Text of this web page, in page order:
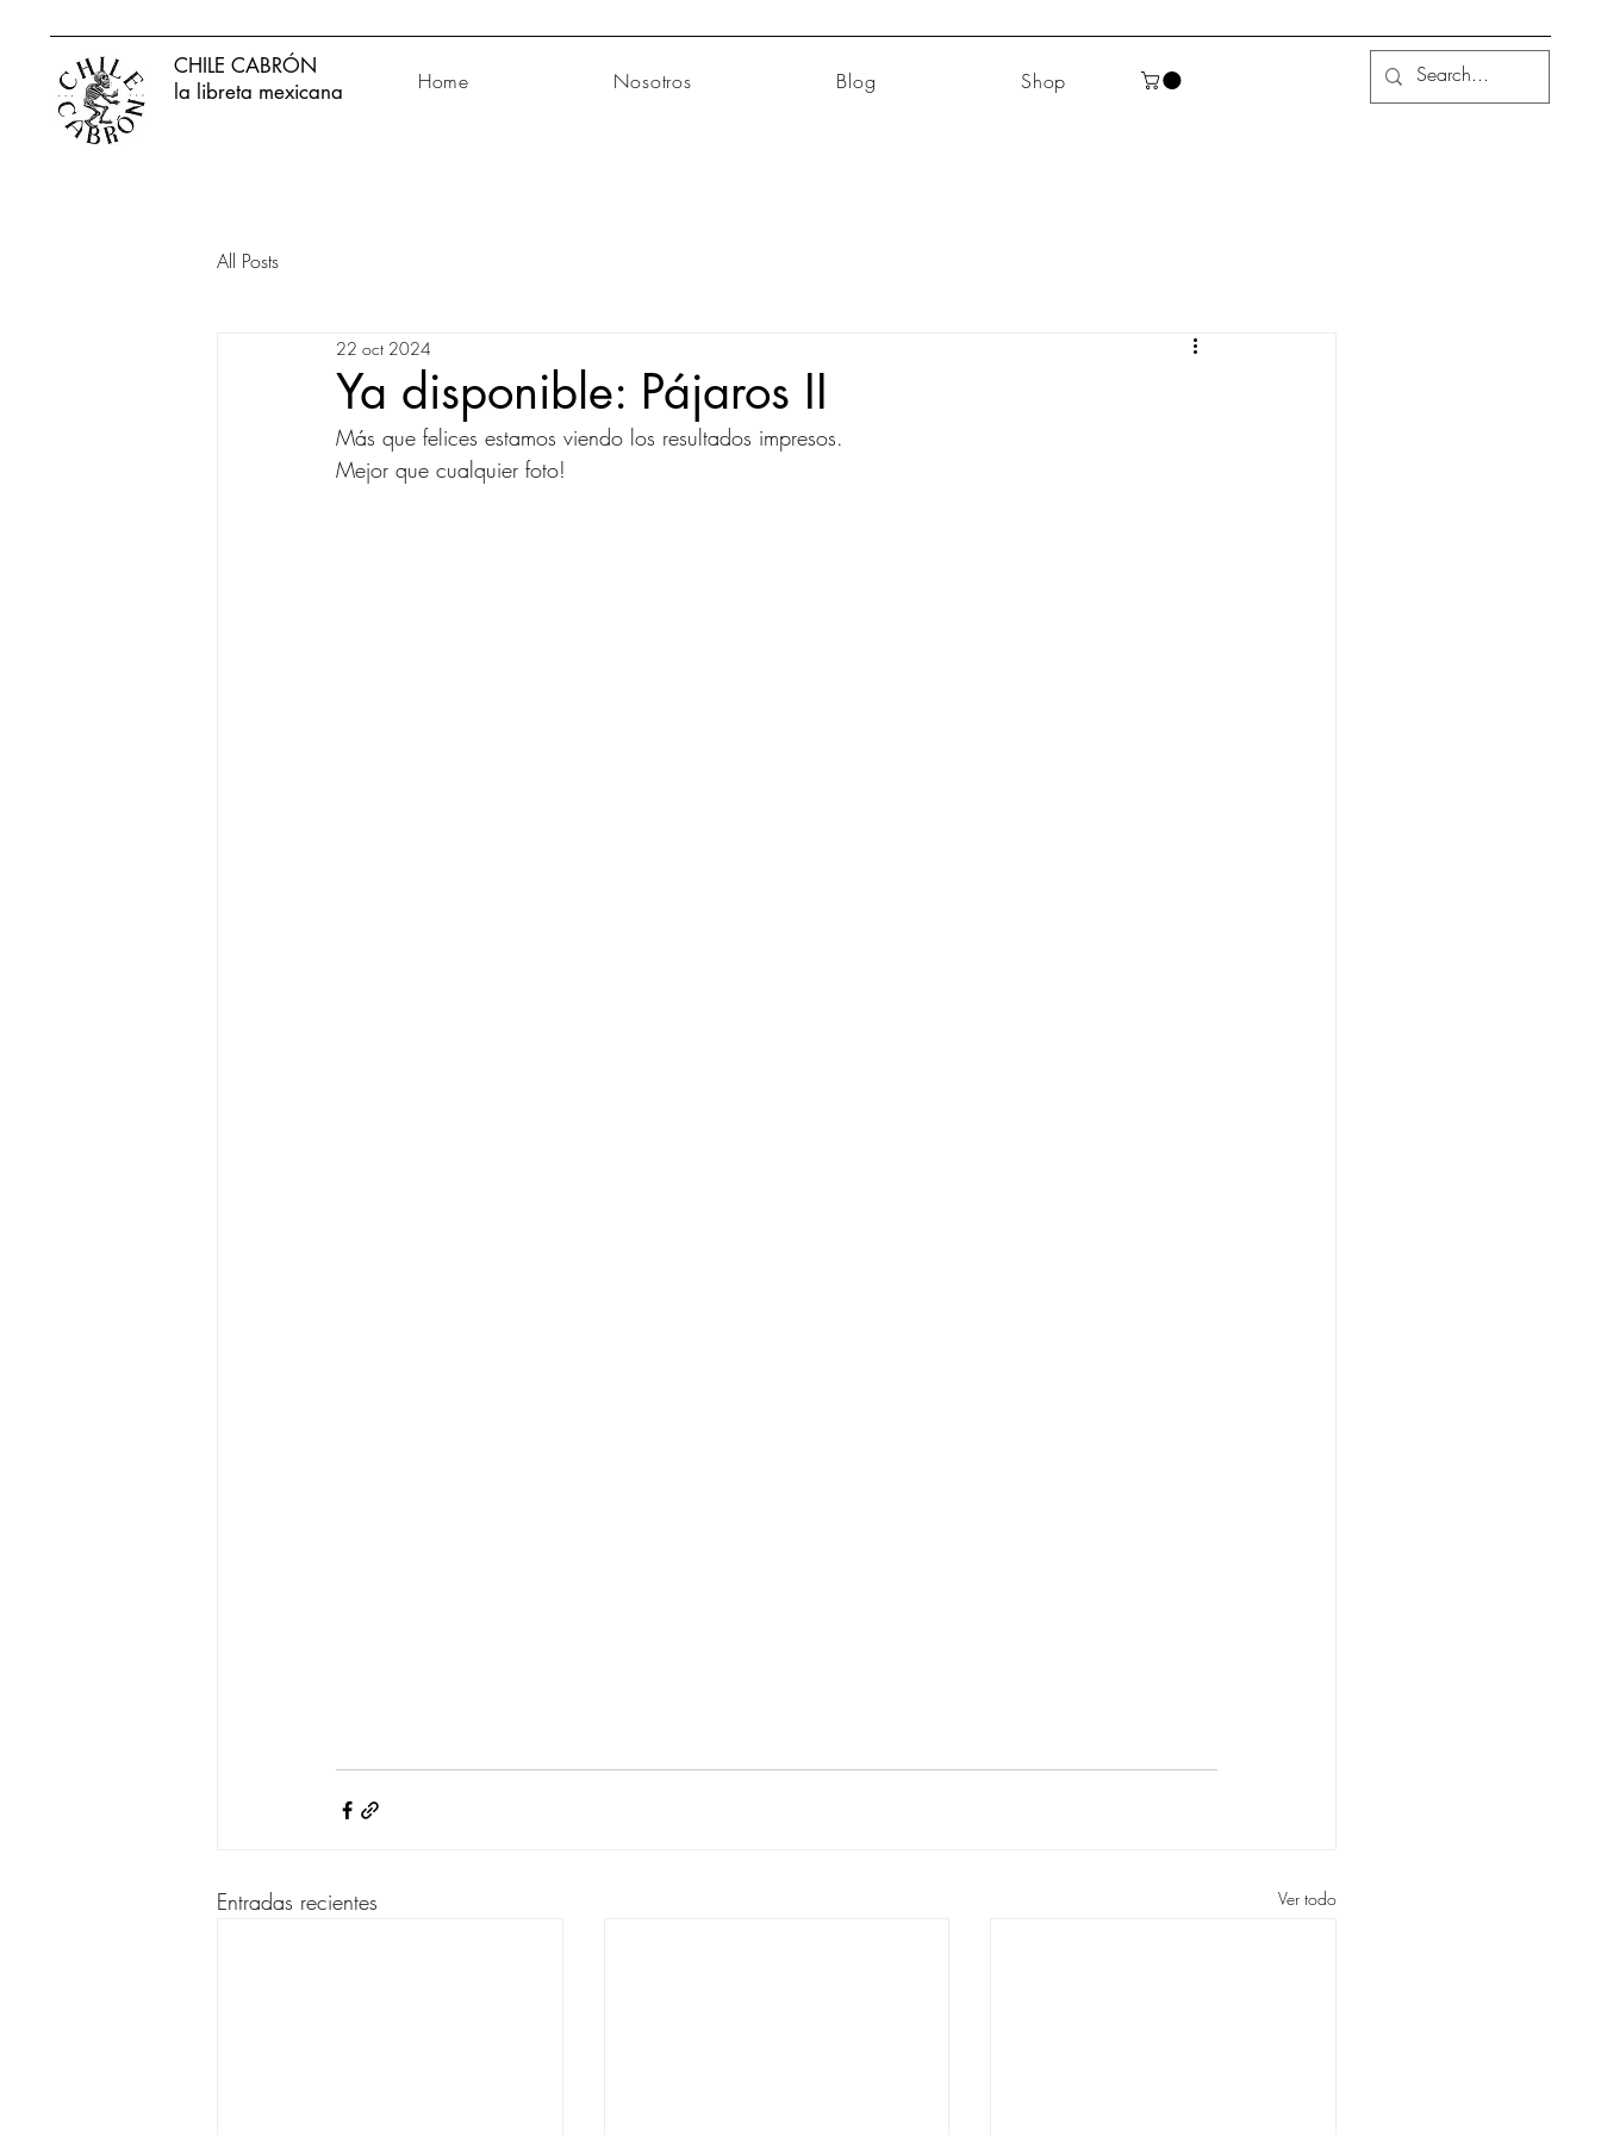
CHILE CABRÓN
la libreta mexicana
Home Nosotros Blog Shop
All Posts
Ya disponible: Pájaros II
22 oct 2024
Más que felices estamos viendo los resultados impresos.
Mejor que cualquier foto!
Entradas recientes Ver todo